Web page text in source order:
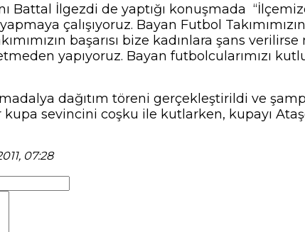
Battal İlgezdi de yaptığı konuşmada
çalışıyoruz. Bayan Futbol
başarısı bize kadınlara şans
yapıyoruz. Bayan futbolcularımızı
dağıtım töreni gerçekleştirildi ve
sevincini coşku ile kutlarken, kupayı
07:28